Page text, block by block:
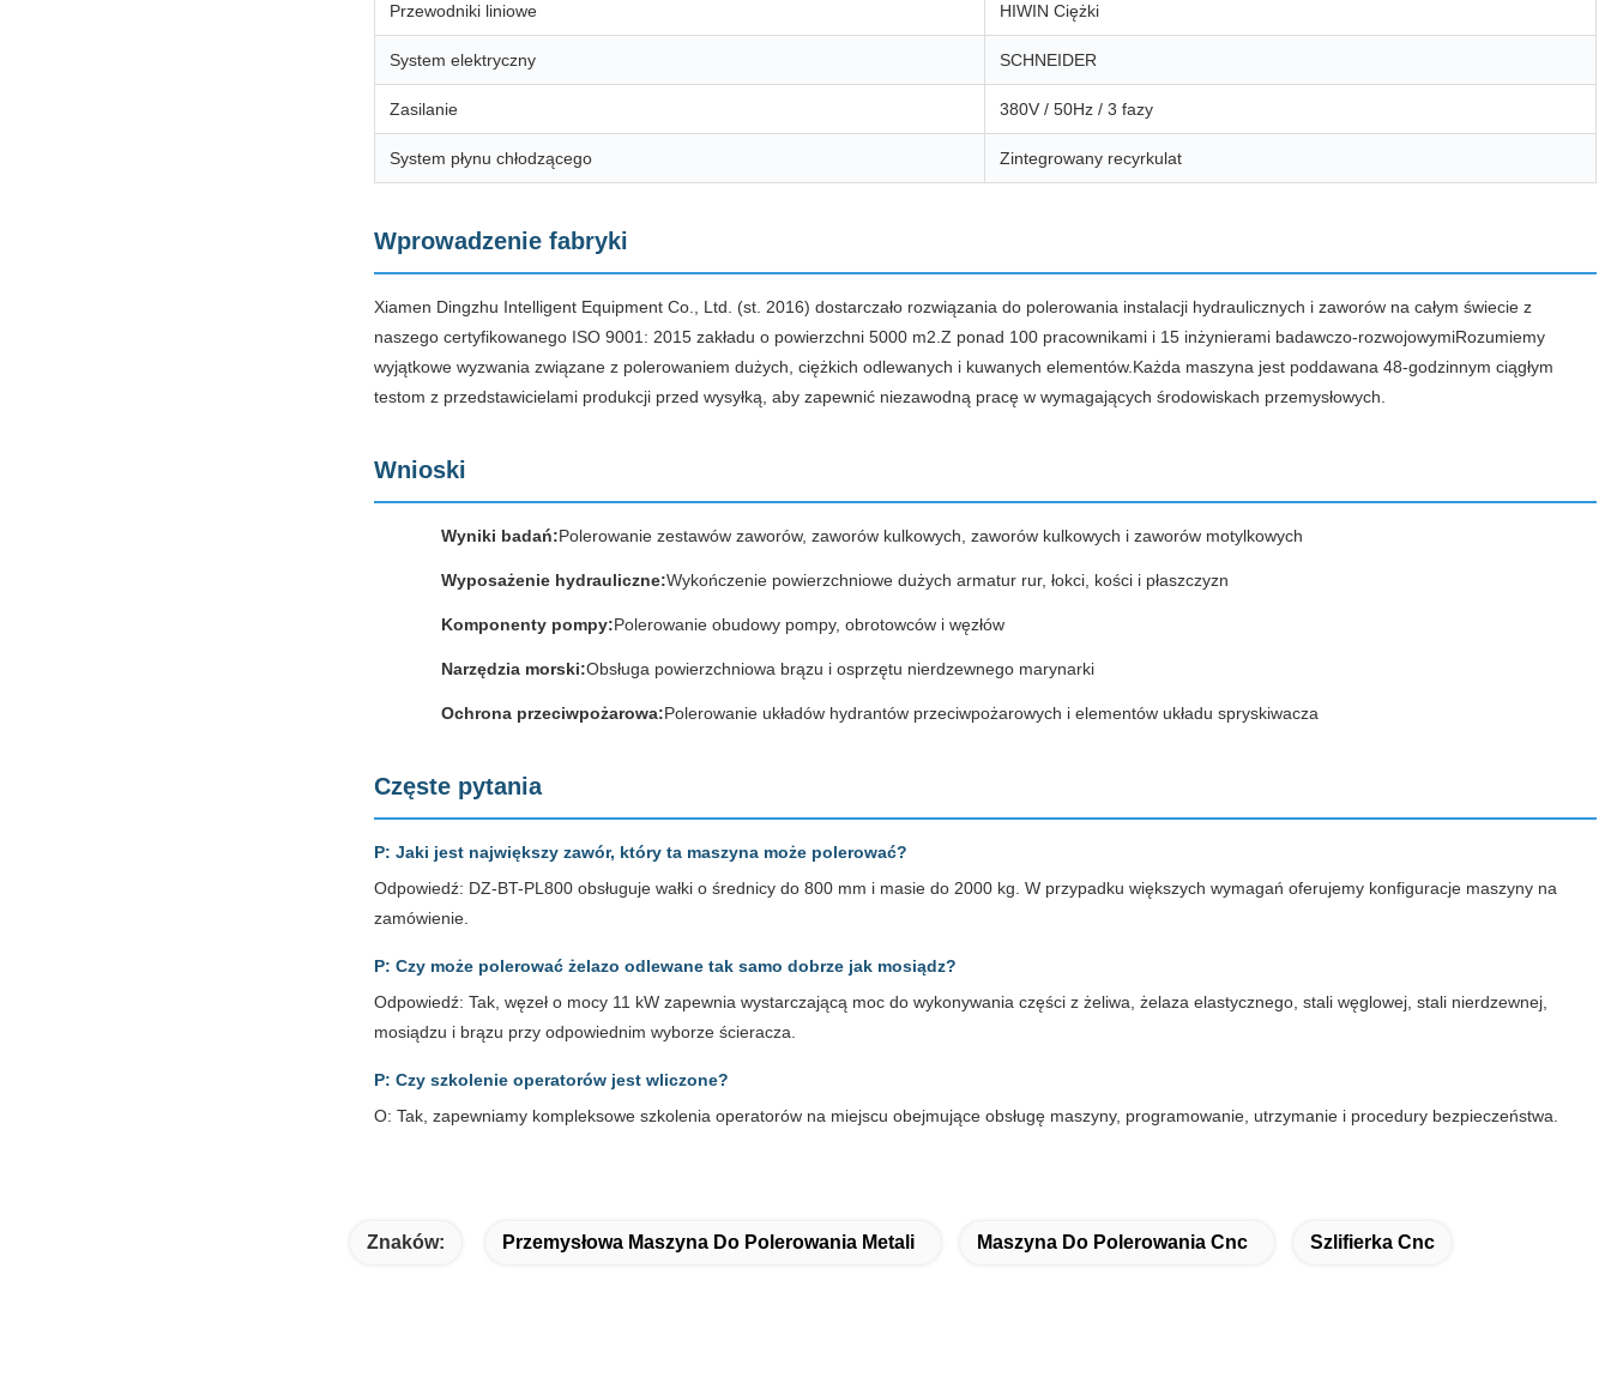
Przewodniki liniowe HIWIN Ciężki
System elektryczny SCHNEIDER
Zasilanie 380V / 50Hz / 3 fazy
System płynu chłodzącego Zintegrowany recyrkulat
Wprowadzenie fabryki
Xiamen Dingzhu Intelligent Equipment Co., Ltd. (st. 2016) dostarczało rozwiązania do polerowania instalacji hydraulicznych i zaworów na całym świecie z
naszego certyfikowanego ISO 9001: 2015 zakładu o powierzchni 5000 m2.Z ponad 100 pracownikami i 15 inżynierami badawczo-rozwojowymiRozumiemy
wyjątkowe wyzwania związane z polerowaniem dużych, ciężkich odlewanych i kuwanych elementów.Każda maszyna jest poddawana 48-godzinnym ciągłym
testom z przedstawicielami produkcji przed wysyłką, aby zapewnić niezawodną pracę w wymagających środowiskach przemysłowych.
Wnioski
Wyniki badań:Polerowanie zestawów zaworów, zaworów kulkowych, zaworów kulkowych i zaworów motylkowych
Wyposażenie hydrauliczne:Wykończenie powierzchniowe dużych armatur rur, łokci, kości i płaszczyzn
Komponenty pompy:Polerowanie obudowy pompy, obrotowców i węzłów
Narzędzia morski:Obsługa powierzchniowa brązu i osprzętu nierdzewnego marynarki
Ochrona przeciwpożarowa:Polerowanie układów hydrantów przeciwpożarowych i elementów układu spryskiwacza
Częste pytania
P: Jaki jest największy zawór, który ta maszyna może polerować?
Odpowiedź: DZ-BT-PL800 obsługuje wałki o średnicy do 800 mm i masie do 2000 kg. W przypadku większych wymagań oferujemy konfiguracje maszyny na
zamówienie.
P: Czy może polerować żelazo odlewane tak samo dobrze jak mosiądz?
Odpowiedź: Tak, węzeł o mocy 11 kW zapewnia wystarczającą moc do wykonywania części z żeliwa, żelaza elastycznego, stali węglowej, stali nierdzewnej,
mosiądzu i brązu przy odpowiednim wyborze ścieracza.
P: Czy szkolenie operatorów jest wliczone?
O: Tak, zapewniamy kompleksowe szkolenia operatorów na miejscu obejmujące obsługę maszyny, programowanie, utrzymanie i procedury bezpieczeństwa.
Znaków: Przemysłowa Maszyna Do Polerowania Metali Maszyna Do Polerowania Cnc Szlifierka Cnc